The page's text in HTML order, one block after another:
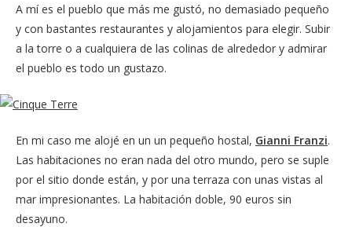
A mí es el pueblo que más me gustó, no demasiado pequeño
y con bastantes restaurantes y alojamientos para elegir. Subir
a la torre o a cualquiera de las colinas de alrededor y admirar
el pueblo es todo un gustazo.
En mi caso me alojé en un un pequeño hostal, Gianni Franzi.
Las habitaciones no eran nada del otro mundo, pero se suple
por el sitio donde están, y por una terraza con unas vistas al
mar impresionantes. La habitación doble, 90 euros sin
desayuno.